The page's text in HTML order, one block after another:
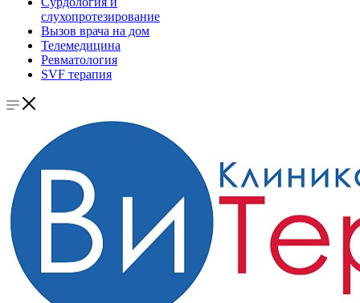
слухопротезирование
Вызов врача на дом
Телемедицина
Ревматология
SVF терапия